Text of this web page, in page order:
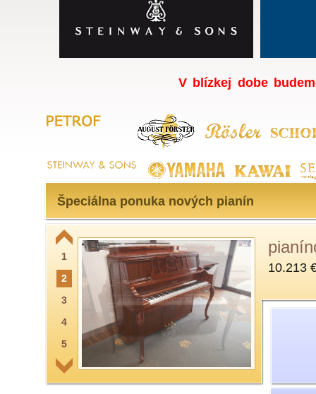
V blízkej dobe
Špeciálna ponuka nových pianín
10.213
1
2
3
4
5
6
7